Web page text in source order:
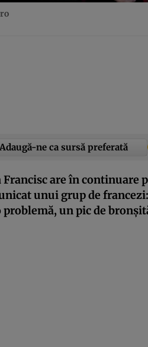
Adaugă-ne ca sursă preferată
Francisc are în continuare
unui grup de
problemă, un pic de